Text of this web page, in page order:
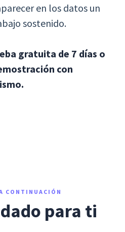
en los datos un
sostenido.
gratuita de 7 días o
con
CONTINUACIÓN
para ti